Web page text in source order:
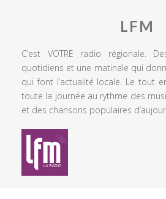
LFM
C’est VOTRE radio régionale.
quotidiens et une matinale qui
qui font l’actualité locale. Le tout
toute la journée au rythme des
et des chansons populaires